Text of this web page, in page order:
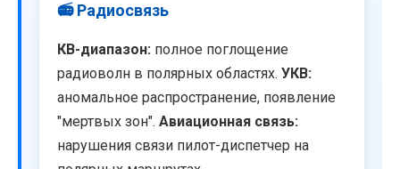
📻 Радиосвязь
КВ-диапазон: полное поглощение
радиоволн в полярных областях. УКВ:
аномальное распространение, появление
"мертвых зон". Авиационная связь:
нарушения связи пилот-диспетчер на